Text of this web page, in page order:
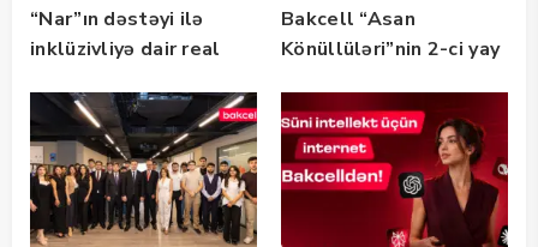
“Nar”ın dəstəyi ilə
inklüzivliyə dair real
təqdim edilir
Bakcell “Asan
Könüllüləri”nin 2-ci yay
olub — FOTO